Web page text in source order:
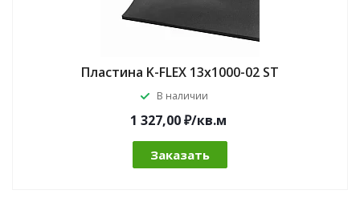
Пластина K-FLEX 13x1000-02 ST
В наличии
1 327,00 ₽/кв.м
Заказать